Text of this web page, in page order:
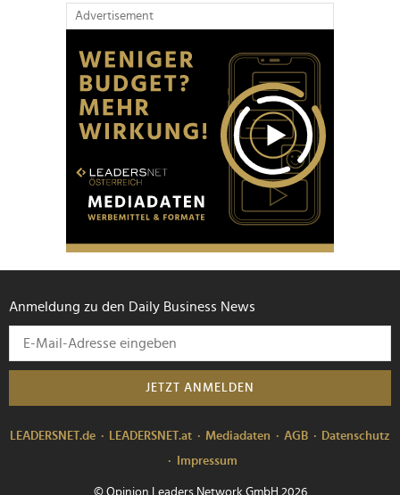
Advertisement
Anmeldung zu den Daily Business News
JETZT ANMELDEN
LEADERSNET.de LEADERSNET.at Mediadaten AGB
Datenschutz
Impressum